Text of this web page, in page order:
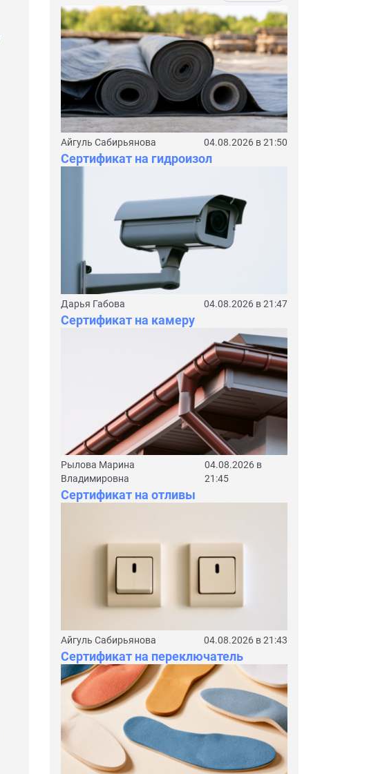
Айгуль Сабирьянова 04.08.2026 в 21:50
Сертификат на гидроизол
Дарья Габова 04.08.2026 в 21:47
Сертификат на камеру
Рылова Марина
Владимировна
04.08.2026 в
21:45
Сертификат на отливы
Айгуль Сабирьянова 04.08.2026 в 21:43
Сертификат на переключатель